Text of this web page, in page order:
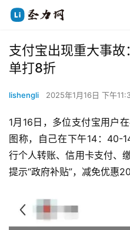
支付宝出现重大事
单打8折
lishengli 2025年1月16日 下午
1月16日，多位支付宝用户
图称，自己在下午14：40-
行个人转账、信用卡支付、
提示“政府补贴”，减免优惠